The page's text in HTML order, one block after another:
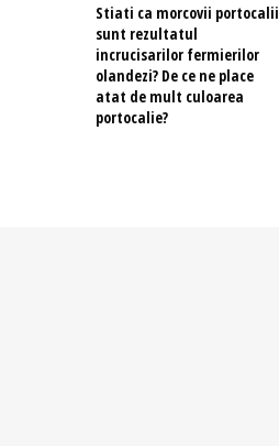
Stiati ca morcovii portocalii
sunt rezultatul
incrucisarilor fermierilor
olandezi? De ce ne place
atat de mult culoarea
portocalie?